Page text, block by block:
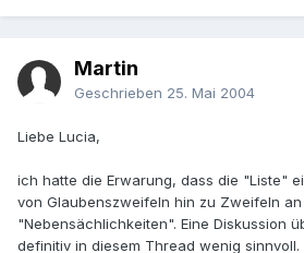
Martin
Geschrieben 25. Mai 2004
Liebe Lucia,
ich hatte die Erwarung, dass die "Liste"
von Glaubenszweifeln hin zu Zweifeln
"Nebensächlichkeiten". Eine Diskussion
definitiv in diesem Thread wenig sinnvoll.